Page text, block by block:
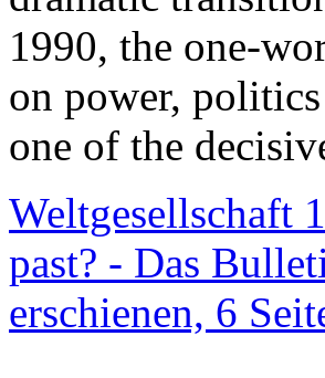
1990, the one-
on power,
one of the
Weltgesellschaft
past? - Das
erschienen, 6